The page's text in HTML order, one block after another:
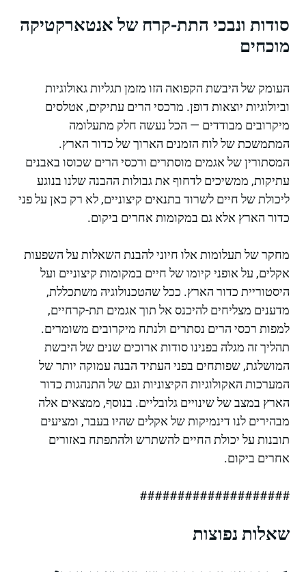
סודות ונבכי התת-קרח של אנטארקטיקה
מוכחים
העומק של היבשת הקפואה הזו מזמן תגליות גאולוגיות
וביולוגיות יוצאות דופן. מרכסי הרים עתיקים, אטלסים
מיקרובים מבודדים — הכל נעשה חלק מתעלומה
המתמשכת של לוח הזמנים הארוך של כדור הארץ.
המסתורין של אגמים מוסתרים ורכסי הרים שכוסו באבנים
עתיקות, ממשיכים לדחוף את גבולות ההבנה שלנו בנוגע
ליכולת של חיים לשרוד בתנאים קיצוניים, לא רק כאן על פני
כדור הארץ אלא גם במקומות אחרים ביקום.
מחקר של תעלומות אלו חיוני להבנת השאלות על השפעות
אקלים, על אופני קיומו של חיים במקומות קיצוניים ועל
היסטוריית כדור הארץ. ככל שהטכנולוגיה משתכללת,
מדענים מצליחים להיכנס אל תוך אגמים תת-קרחיים,
למפות רכסי הרים נסתרים ולנתח מיקרובים משומרים.
תהליך זה מגלה בפנינו סודות ארוכים שנים של היבשת
המושלגת, שפותחים בפני העתיד הבנה עמוקה יותר של
המערכות האקולוגיות הקיצוניות וגם של התנהגות כדור
הארץ במצב של שינויים גלובליים. בנוסף, ממצאים אלה
מבהירים לנו דינמיקות של אקלים שהיו בעבר, ומציעים
תובנות על יכולת החיים להשתרש ולהתפתח באזורים
אחרים ביקום.
####################
שאלות נפוצות